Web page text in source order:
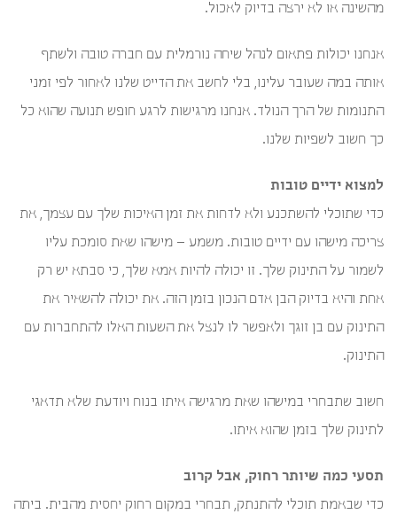
מהשינה או לא ירצה בדיוק לאכול.
אנחנו יכולות פתאום לנהל שיחה נורמלית עם חברה טובה ולשתף
אותה במה שעובר עלינו, בלי לחשב את הדייט שלנו לאחור לפי זמני
התנומות של הרך הנולד. אנחנו מרגישות לרגע חופש תנועה שהוא כל
כך חשוב לשפיות שלנו.
למצוא ידיים טובות
כדי שתוכלי להשתכנע ולא לדחות את זמן האיכות שלך עם עצמך, את
צריכה מישהו עם ידיים טובות. משמע – מישהו שאת סומכת עליו
לשמור על התינוק שלך. זו יכולה להיות אמא שלך, כי סבתא יש רק
אחת והיא בדיוק הבן אדם הנכון בזמן הזה. את יכולה להשאיר את
התינוק עם בן זוגך ולאפשר לו לנצל את השעות האלו להתחברות עם
התינוק.
חשוב שתבחרי במישהו שאת מרגישה איתו בנוח ויודעת שלא תדאגי
לתינוק שלך בזמן שהוא איתו.
תסעי כמה שיותר רחוק, אבל קרוב
כדי שבאמת תוכלי להתנתק, תבחרי במקום רחוק יחסית מהבית. ביתה